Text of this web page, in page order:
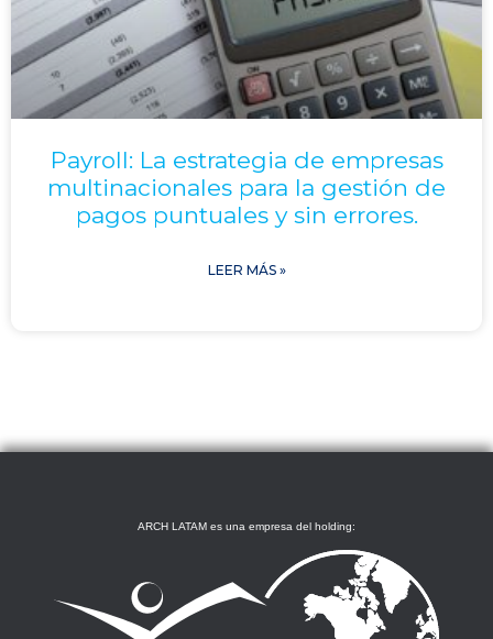
Payroll: La estrategia de empresas
multinacionales para la gestión de
pagos puntuales y sin errores.
LEER MÁS »
ARCH LATAM es una empresa del holding: